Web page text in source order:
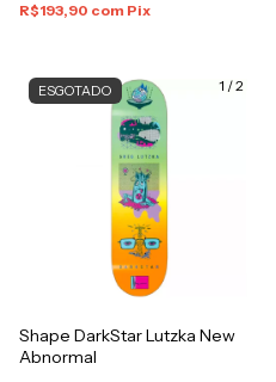
R$193,90 com Pix
1 /2
ESGOTADO
Shape DarkStar Lutzka New
Abnormal